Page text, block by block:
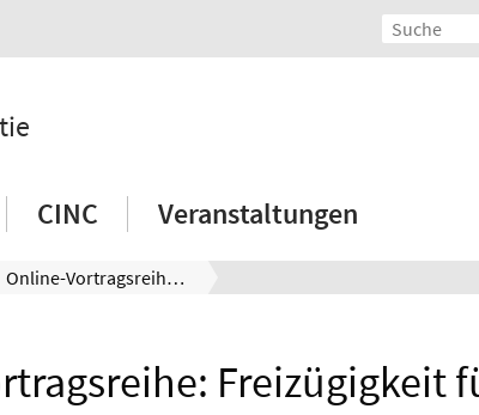
CINC Veranstaltungen
Online-Vortragsreihe: Freizügigkeit für alle? Institutioneller Rassismus und EU-Migration
Freizügigkeit